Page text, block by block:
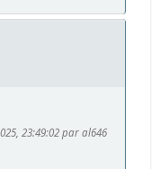
23:49:02 par al646